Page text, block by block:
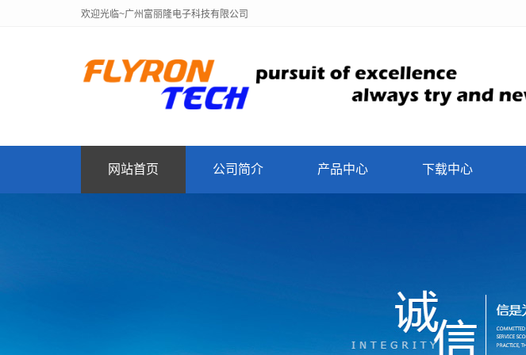
欢迎光临~广州富丽隆电子科技有限公司
网站首页 公司简介 产品中心 下载中心